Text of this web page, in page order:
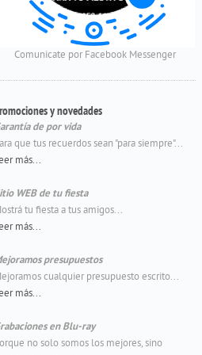
Comunicate por Facebook Messenger
y novedades
de por vida
que tus recuerdos sean "para siempre"...
más...
WEB de tu fiesta
tu fiesta a tus amigos...
más...
presupuestos
cualquier presupuesto escrito...
más...
en Blu-ray
no solo somos los mejores, sino